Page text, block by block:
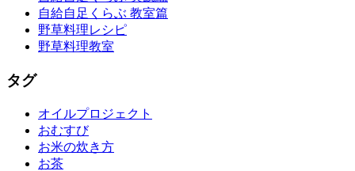
自給自足くらぶ 教室篇
野草料理レシピ
野草料理教室
タグ
オイルプロジェクト
おむすび
お米の炊き方
お茶